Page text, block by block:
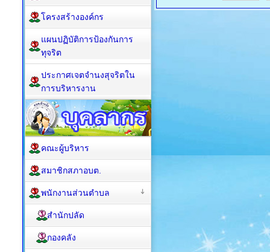
โครงสร้างองค์กร
แผนปฏิบัติการป้องกันการ
ทุจริต
ประกาศเจตจำนงสุจริตใน
การบริหารงาน
คณะผู้บริหาร
สมาชิกสภาอบต.
พนักงานส่วนตำบล
สำนักปลัด
กองคลัง